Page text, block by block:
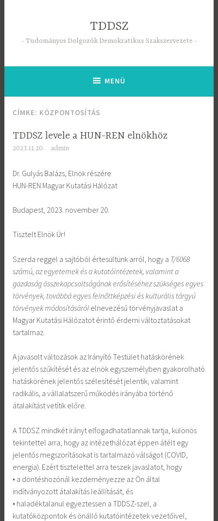
TDDSZ
Tudományos Dolgozók Demokratikus Szakszervezete
MENÜ
CÍMKE: KÖZPONTOSÍTÁS
TDDSZ levele a HUN-REN elnökhöz
2023.11.20. admin
Dr. Gulyás Balázs, Elnök részére
HUN-REN Magyar Kutatási Hálózat
Budapest, 2023. november 20.
Tisztelt Elnök Úr!
Szerda reggel a sajtóból értesültünk arról, hogy a T/6068
számú, az egyetemek és a kutatóintézetek, valamint a
gazdaság összekapcsoltságának erősítéséhez szükséges egyes
törvények, továbbá egyes felnőttképzési és kulturális tárgyú
törvények módosításáról elnevezésű törvényjavaslat a
Magyar Kutatási Hálózatot érintő érdemi változtatásokat
tartalmaz.
A javasolt változások az Irányító Testület hatáskörének
jelentős szűkítését és az elnök egyszemélyben gyakorolható
hatáskörének jelentős szélesítését jelentik, valamint
radikális, a vállalatszerű működés irányába történő
átalakítást vetítik előre.
A TDDSZ mindkét irányt elfogadhatatlannak tartja, különös
tekintettel arra, hogy az intézethálózat éppen átélt egy
jelentős megszorításokat is tartalmazó válságot (COVID,
energia). Ezért tisztelettel arra teszek javaslatot, hogy
• a döntéshozónál kezdeményezze az Ön által
indítványozott átalakítás leállítását, és
• haladéktalanul egyeztessen a TDDSZ-szel, a
kutatóközpontok és önálló kutatóintézetek vezetőivel,